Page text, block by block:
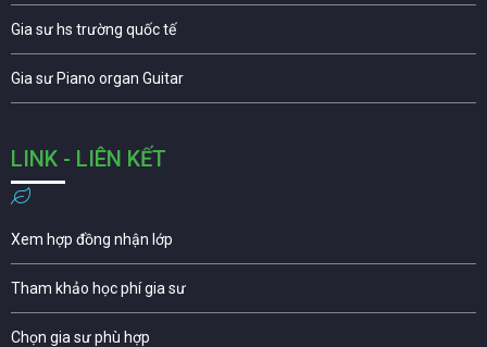
Gia sư hs trường quốc tế
Gia sư Piano organ Guitar
LINK - LIÊN KẾT
Xem hợp đồng nhận lớp
Tham khảo học phí gia sư
Chọn gia sư phù hợp